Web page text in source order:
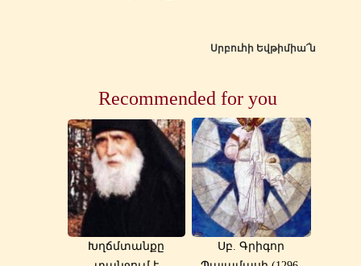
Սրբուհի Եվթիմիա՜ն
Recommended for you
Խղճմտանքը
Սբ. Գրիգոր